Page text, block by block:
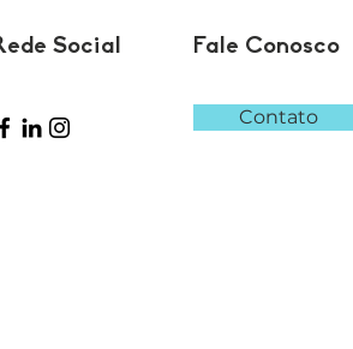
Social Fale Conosco
Contato